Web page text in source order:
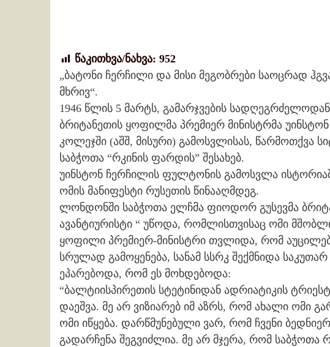
წაკითხვა/ნახვა: 952
„ბატონი ჩერჩილი და მისი მეგობრები საოცრად
მხრივ“.
1946 წლის 5 მარტს, გამარჯვების
ბრიტანეთის ყოფილმა პრემიერ მინისტრმა
კოლეჯში (აშშ, მისური) გამოსვლისას, წარმოთქვა
საბჭოთა “რკინის ფარდის” შესახებ.
უინსტონ ჩერჩილის ფულტონის გამოსვლა
ომის მანიფესტი რუსეთის წინააღმდეგ.
ლონდონში საბჭოთა ელჩმა ფიოდორ გუსევმა
ავანტიურისტი “ უწოდა, რომლისთვისაც ომი
ყოფილი პრემიერ-მინისტრი თვლიდა, რომ
სრულად გამოყენება, სანამ სსრკ შექმნიდა
ეპარებოდა, რომ ეს მოხდებოდა:
“ბალტიისპირეთის სტეტინიდან ადრიატიკის
დაეშვა. მე არ ვიზიარებ იმ აზრს, რომ ახალი ომი
ომი იწყება. დარწმუნებული ვარ, რომ ჩვენი
გადარჩენა შეგვიძლია. მე არ მჯერა, რომ საბჭოთა